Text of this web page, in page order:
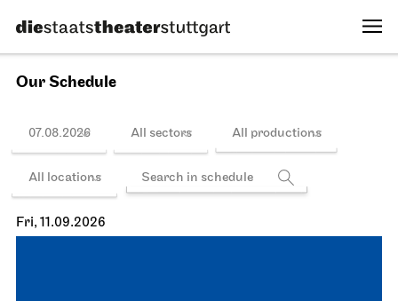
Our Schedule
07.08.2026 All sectors All productions
All locations
Fri, 11.09.2026